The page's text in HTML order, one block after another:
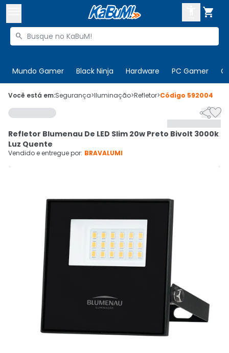

Buscar produtos

Mundo Gamer Black Ninja Hardware PC Gamer
 Olá. Acesse sua conta
 Departamentos
Cupons
CADASTRE-SE
Você está em:Segurança>Iluminação>Refletor>Código 592004

Refletor Blumenau De LED Slim 20w Preto Bivolt 3000k
Luz Quente
Vendido e entregue por: BRAVALUMI